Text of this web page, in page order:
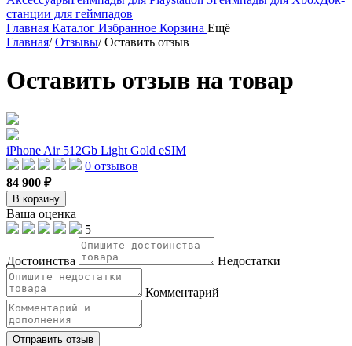
станции для геймпадов
Главная Каталог Избранное Корзина Ещё
Главная/ Отзывы/ Оставить отзыв
Оставить отзыв на товар
iPhone Air 512Gb Light Gold eSIM
0 отзывов
84 900 ₽
В корзину
Ваша оценка
5
Достоинства Недостатки
Комментарий
Отправить отзыв